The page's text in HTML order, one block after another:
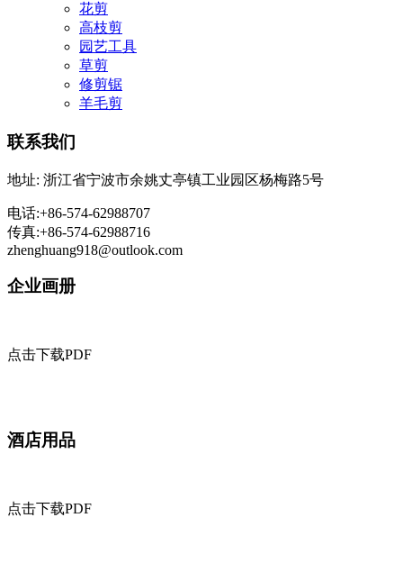
花剪
高枝剪
园艺工具
草剪
修剪锯
羊毛剪
联系我们
地址: 浙江省宁波市余姚丈亭镇工业园区杨梅路5号
电话:+86-574-62988707
传真:+86-574-62988716
zhenghuang918@outlook.com
企业画册
点击下载PDF
酒店用品
点击下载PDF